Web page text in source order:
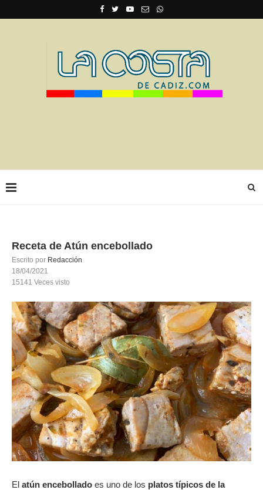
Receta de Atún encebollado
Escrito por Redacción
18/04/2021
15141 Veces visto
El atún encebollado es uno de los platos típicos de la